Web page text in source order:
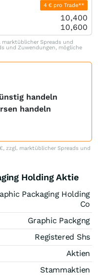
4 € pro Trade**
10,400
10,600
marktüblicher Spreads und
und Zuwendungen, mögliche
handeln
handeln
zzgl. marktüblicher Spreads und
Holding Aktie
Packaging Holding
Co
Graphic Packgng
Registered Shs
Aktien
Stammaktien